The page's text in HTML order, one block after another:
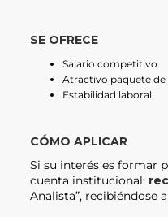
SE OFRECE
Salario competitivo.
Atractivo paquete de
Estabilidad laboral.
CÓMO APLICAR
Si su interés es formar
cuenta institucional:
Analista”, recibiéndose